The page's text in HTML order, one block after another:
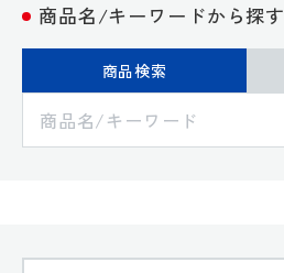
商品名/キーワードから探す
商品検索